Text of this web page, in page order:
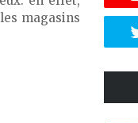
magasins